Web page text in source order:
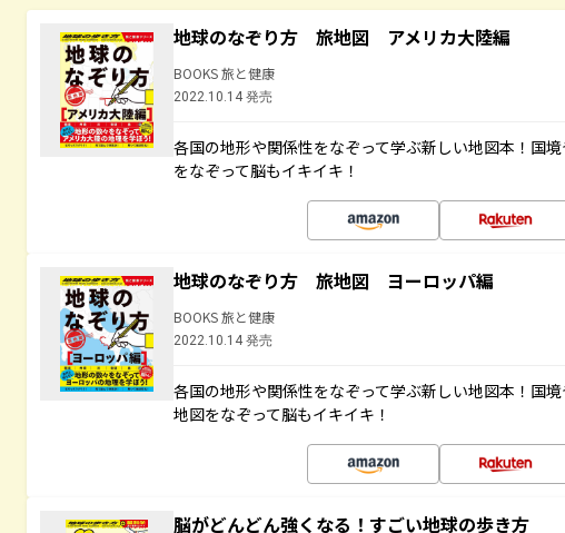
地球のなぞり方 旅地図 アメリカ大陸編
BOOKS 旅と健康
2022.10.14 発売
各国の地形や関係性をなぞって学ぶ新しい地図本！国
をなぞって脳もイキイキ！
地球のなぞり方 旅地図 ヨーロッパ編
BOOKS 旅と健康
2022.10.14 発売
各国の地形や関係性をなぞって学ぶ新しい地図本！国
地図をなぞって脳もイキイキ！
脳がどんどん強くなる！すごい地球の歩き方